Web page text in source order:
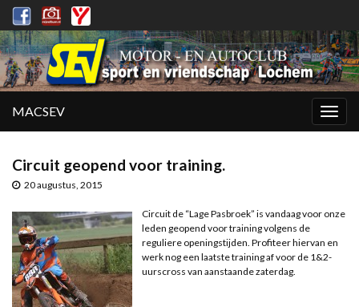
MACSEV
Circuit geopend voor training.
20 augustus, 2015
Circuit de “Lage Pasbroek” is vandaag voor onze
leden geopend voor training volgens de
reguliere openingstijden. Profiteer hiervan en
werk nog een laatste training af voor de 1&2-
uurscross van aanstaande zaterdag.